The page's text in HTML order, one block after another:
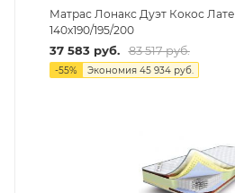
Матрас Лонакс Дуэт Кокос
140х190/195/200
37 583руб. 83 517руб.
-55% Экономия 45 934руб.